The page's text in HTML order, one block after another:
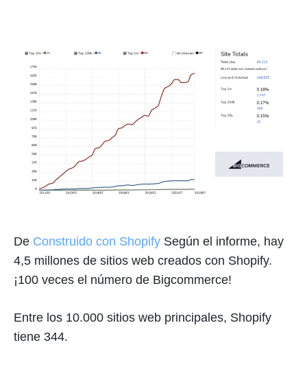
De Construido con Shopify Según el informe, hay
4,5 millones de sitios web creados con Shopify.
¡100 veces el número de Bigcommerce!
Entre los 10.000 sitios web principales, Shopify
tiene 344.